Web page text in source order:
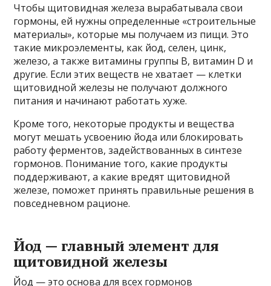
Чтобы щитовидная железа вырабатывала свои
гормоны, ей нужны определенные «строительные
материалы», которые мы получаем из пищи. Это
такие микроэлементы, как йод, селен, цинк,
железо, а также витамины группы В, витамин D и
другие. Если этих веществ не хватает — клетки
щитовидной железы не получают должного
питания и начинают работать хуже.
Кроме того, некоторые продукты и вещества
могут мешать усвоению йода или блокировать
работу ферментов, задействованных в синтезе
гормонов. Понимание того, какие продукты
поддерживают, а какие вредят щитовидной
железе, поможет принять правильные решения в
повседневном рационе.
Йод — главный элемент для
щитовидной железы
Йод — это основа для всех гормонов